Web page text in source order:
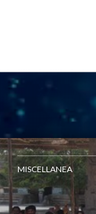
MISCELLANEA